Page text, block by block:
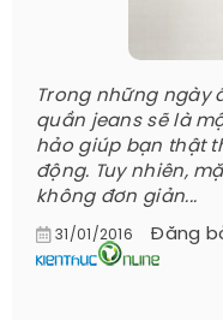
Trong những ngày
quần jeans sẽ là
hảo giúp bạn thật
động. Tuy nhiên,
không đơn giản...
31/01/2016 Đăng